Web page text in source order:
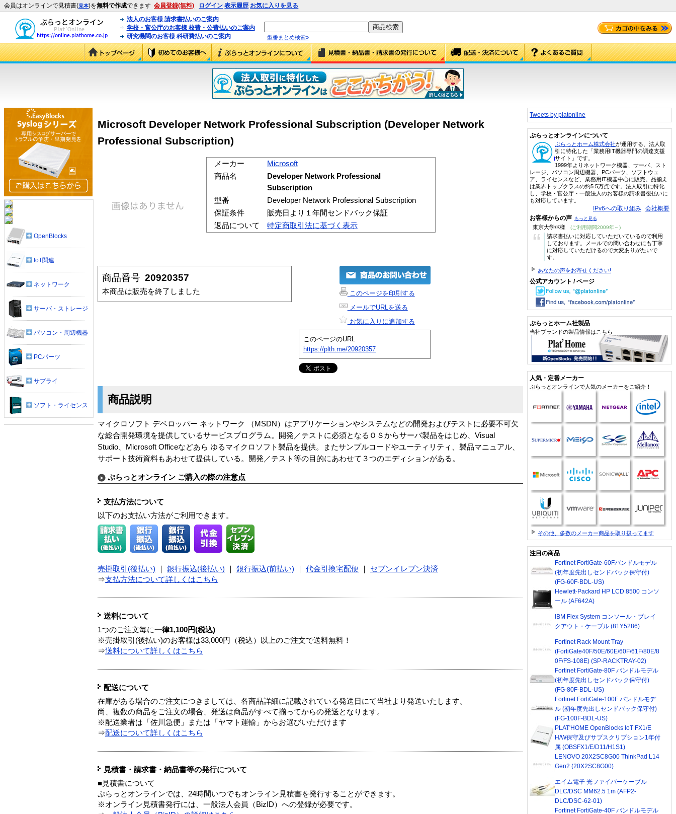
会員はオンラインで見積書(見本)を無料で作成できます 会員登録(無料) ログイン 表示履歴 お気に入りを見る
法人のお客様 請求書払いのご案内
学校・官公庁のお客様 校費・公費払いのご案内
研究機関のお客様 科研費払いのご案内
型番まとめ検索»
Microsoft Developer Network Professional Subscription (Developer Network
Professional Subscription)
メーカー
Microsoft
商品名
Developer Network Professional
Subscription
型番
Developer Network Professional Subscription
保証条件
販売日より１年間センドバック保証
返品について
特定商取引法に基づく表示
商品番号 20920357
本商品は販売を終了しました
このページを印刷する
メールでURLを送る
お気に入りに追加する
このページのURL
https://plth.me/20920357
商品説明
マイクロソフト デベロッパー ネットワーク （MSDN）はアプリケーションやシステムなどの開発およびテストに必要不可欠
な総合開発環境を提供しているサービスプログラム。開発／テストに必須となるＯＳからサーバ製品をはじめ、Visual
Studio、Microsoft Officeなどあら ゆるマイクロソフト製品を提供。またサンプルコードやユーティリティ、製品マニュアル、
サポート技術資料もあわせて提供している。開発／テスト等の目的にあわせて３つのエディションがある。
ぷらっとオンライン ご購入の際の注意点
支払方法について
以下のお支払い方法がご利用できます。
売掛取引(後払い) 銀行振込(後払い) 銀行振込(前払い) 代金引換宅配便
セブンイレブン決済
⇒支払方法について詳しくはこちら
送料について
1つのご注文毎に一律1,100円(税込)
※売掛取引(後払い)のお客様は33,000円（税込）以上のご注文で送料無料！
⇒送料について詳しくはこちら
配送について
在庫がある場合のご注文につきましては、各商品詳細に記載されている発送日にて当社より発送いたします。
尚、複数の商品をご注文の場合、発送は商品がすべて揃ってからの発送となります。
※配送業者は「佐川急便」または「ヤマト運輸」からお選びいただけます
⇒配送について詳しくはこちら
見積書・請求書・納品書等の発行について
■見積書について
ぷらっとオンラインでは、24時間いつでもオンライン見積書を発行することができます。
※オンライン見積書発行には、一般法人会員（BizID）への登録が必要です。
OpenBlocks
IoT関連
ネットワーク
サーバ・ストレージ
パソコン・周辺機器
PCパーツ
サプライ
ソフト・ライセンス
Tweets by platonline
ぷらっとオンラインについて
ぷらっとホーム株式会社が運用する、法人取
引に特化した「業務用IT機器専門の調達支援
サイト」です。
1999年よりネットワーク機器、サーバ、スト
レージ、パソコン周辺機器、PCパーツ、ソフトウェ
ア、ライセンスなど、業務用IT機器中心に販売。品揃え
は業界トップクラスの約5.5万点です。法人取引に特化
し、学校・官公庁・一般法人のお客様の請求書後払いに
も対応しています。
IPv6への取り組み 会社概要
お客様からの声 もっと見る
東京大学/K様 (ご利用期間2009年～)
“
請求書払いに対応していただいているので利用
しております。メールでの問い合わせにも丁寧
に対応していただけるので大変ありがたいで
す。
あなたの声をお寄せください!
公式アカウント / ページ
ぷらっとホーム社製品
当社ブランドの製品情報はこちら
人気・定番メーカー
ぷらっとオンラインで人気のメーカーをご紹介！
その他、多数のメーカー商品を取り扱ってます
注目の商品
Fortinet FortiGate-60Fバンドルモデル
(初年度先出しセンドバック保守付)
(FG-60F-BDL-US)
Hewlett-Packard HP LCD 8500 コンソ
ール (AF642A)
IBM Flex System コンソール・ブレイ
クアウト・ケーブル (81Y5286)
Fortinet Rack Mount Tray
(FortiGate40F/50E/60E/60F/61F/80E/8
0F/FS-108E) (SP-RACKTRAY-02)
Fortinet FortiGate-80F バンドルモデル
(初年度先出しセンドバック保守付)
(FG-80F-BDL-US)
Fortinet FortiGate-100F バンドルモデ
ル (初年度先出しセンドバック保守付)
(FG-100F-BDL-US)
PLAT'HOME OpenBlocks IoT FX1/E
H/W保守及びサブスクリプション1年付
属 (OBSFX1/E/D11/H1S1)
LENOVO 20X2SC8G00 ThinkPad L14
Gen2 (20X2SC8G00)
エイム電子 光ファイバーケーブル
DLC/DSC MM62.5 1m (AFP2-
DLC/DSC-62-01)
Fortinet FortiGate-40F バンドルモデル